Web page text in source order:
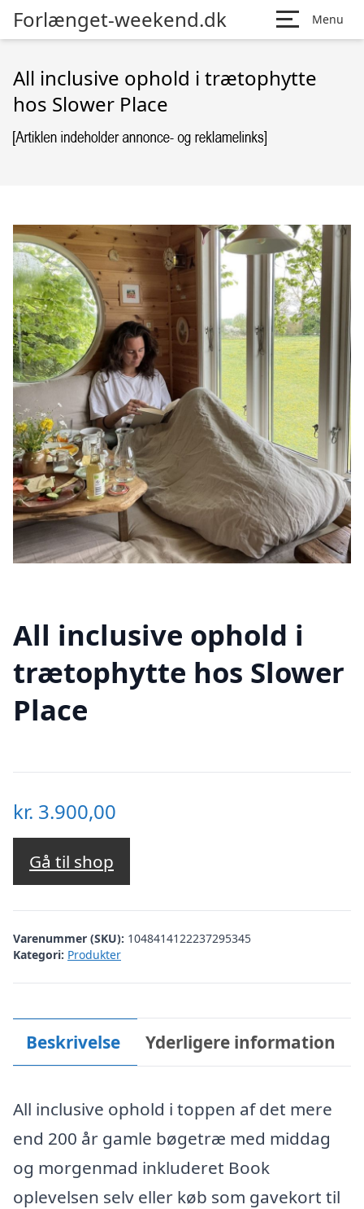
Forlænget-weekend.dk Menu
All inclusive ophold i trætophytte
hos Slower Place
All inclusive ophold i
trætophytte hos Slower
Place
kr. 3.900,00
Gå til shop
Varenummer (SKU): 1048414122237295345
Kategori: Produkter
Beskrivelse Yderligere information
All inclusive ophold i toppen af det mere
end 200 år gamle bøgetræ med middag
og morgenmad inkluderet Book
oplevelsen selv eller køb som gavekort til